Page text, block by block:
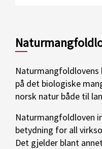
Naturmangfoldlovens
på det biologiske
norsk natur både til
Naturmangfoldloven
betydning for all
Det gjelder blant